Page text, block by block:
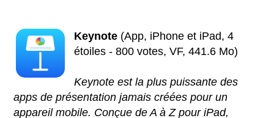
Keynote (App, iPhone et iPad, 4
étoiles - 800 votes, VF, 441.6 Mo)
Keynote est la plus puissante des
apps de présentation jamais créées pour un
appareil mobile. Conçue de A à Z pour iPad,